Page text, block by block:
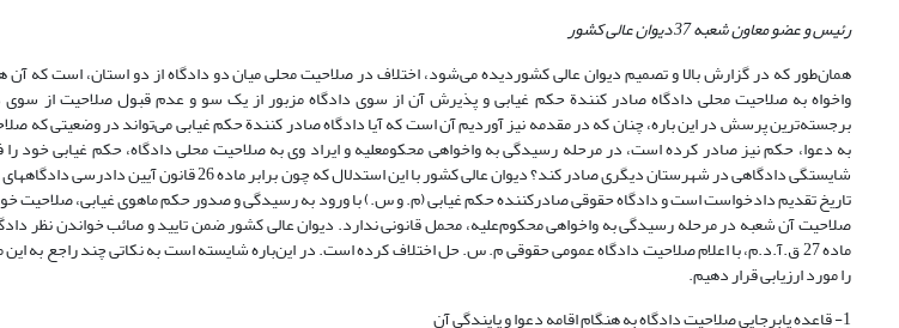
رئیس و عضو معاون شعبه 37 دیوان عالی کشور
همان‌طور که در گزارش بالا و تصمیم دیوان عالی کشوردیده می‌شود، اختلاف در صلاحیت محلی میان دو دادگاه از دو استان، است که آن
واخواه به صلاحیت محلی دادگاه صادر کنندة حکم غیابی و پذیرش آن از سوی دادگاه مزبور از یک سو و عدم قبول صلاحیت از
برجسته‌ترین پرسش در این باره، چنان که در مقدمه نیز آوردیم آن است که آیا دادگاه صادر کنندة حکم غیابی می‌تواند در وضعیتی که
به دعوا، حکم نیز صادر کرده است، در مرحله رسیدگی به واخواهی محکومعلیه و ایراد وی به صلاحیت محلی دادگاه، حکم غیابی خود
شایستگی دادگاهی در شهرستان دیگری صادر کند؟ دیوان عالی کشور با این
تاریخ تقدیم دادخواست است و دادگاه حقوقی صادر‌کننده حکم غیابی (م. و س.) با ورود به رسیدگی و صدور حکم ماهوی غیابی، صلاحیت
صلاحیت آن شعبه در مرحله رسیدگی به واخواهی محکوم‌علیه، محمل قانونی ندارد. دیوان عالی کشور ضمن تایید و صائب خواندن نظر
ماده 27 ق.آ.د.م، با اعلام صلاحیت دادگاه عمومی حقوقی م. س. حل اختلاف کرده است. در این‌باره شایسته است به نکاتی چند راجع به
را مورد ارزیابی قرار دهیم.
1- قاعده پابرجایی صلاحیت دادگاه به هنگام اقامه دعوا و پایندگی آن